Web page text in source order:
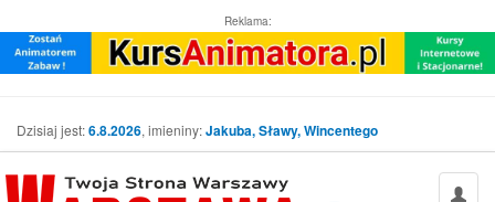
Reklama:
Dzisiaj jest:6.8.2026, imieniny:Jakuba, Sławy, Wincentego